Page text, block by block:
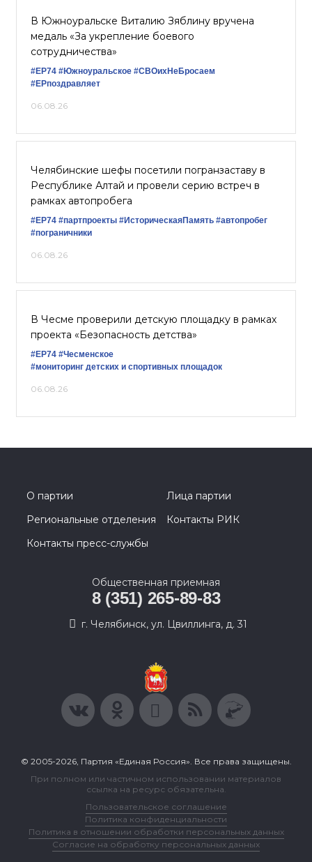
В Южноуральске Виталию Зяблину вручена
медаль «За укрепление боевого
сотрудничества»
#ЕР74 #Южноуральское #СВОихНеБросаем
#ЕРпоздравляет
06.08.26
Челябинские шефы посетили погранзаставу в
Республике Алтай и провели серию встреч в
рамках автопробега
#ЕР74 #партпроекты #ИсторическаяПамять #автопробег
#пограничники
06.08.26
В Чесме проверили детскую площадку в рамках
проекта «Безопасность детства»
#ЕР74 #Чесменское
#мониторинг детских и спортивных площадок
06.08.26
О партии
Лица партии
Региональные отделения
Контакты РИК
Контакты пресс-службы
Общественная приемная
8 (351) 265-89-83
г. Челябинск, ул. Цвиллинга, д. 31
© 2005-2026, Партия «Единая Россия». Все права защищены.
При полном или частичном использовании материалов
ссылка на ресурс обязательна.
Пользовательское соглашение
Политика конфиденциальности
Политика в отношении обработки персональных данных
Согласие на обработку персональных данных